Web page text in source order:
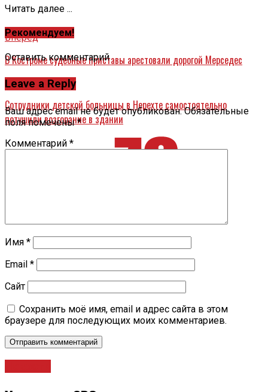
Вперед
В Костроме судебные приставы арестовали дорогой Мерседес
Назад
Сотрудники детской больницы в Нерехте самостоятельно
потушили возгорание в здании
Читать далее ...
Рекомендуем!
Оставить комментарий
Leave a Reply
Ваш адрес email не будет опубликован. Обязательные
поля помечены*
Комментарий *
Имя *
Email *
Сайт
Сохранить моё имя, email и адрес сайта в этом
браузере для последующих моих комментариев.